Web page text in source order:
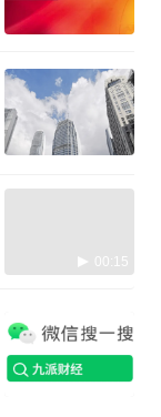
00:15